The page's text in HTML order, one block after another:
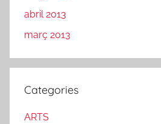
abril 2013
març 2013
Categories
ARTS